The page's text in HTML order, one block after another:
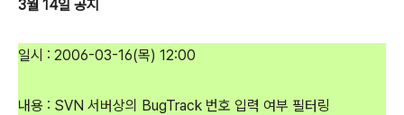
3월 14일 공지
일시 : 2006-03-16(목) 12:00
내용 : SVN 서버상의 BugTrack 번호 입력 여부 필터링